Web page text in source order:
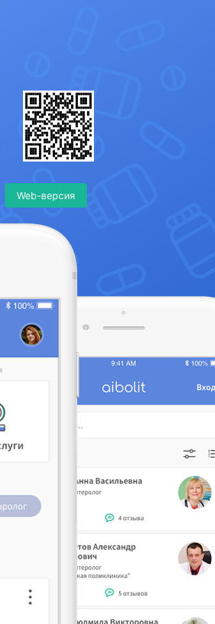
Web-версия